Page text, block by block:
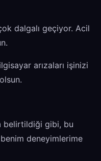
dalgalı geçiyor. Acil
arızaları işinizi
belirtildiği gibi, bu
deneyimlerime